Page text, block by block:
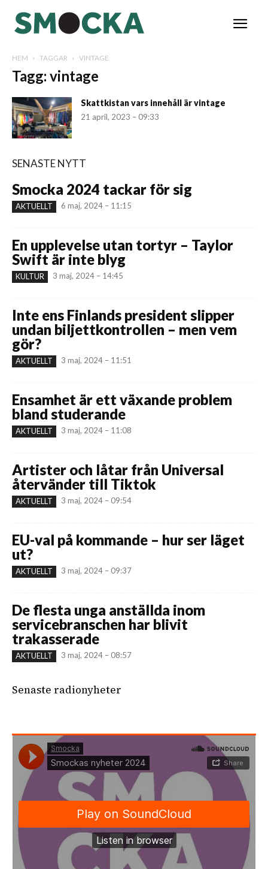
HEM TAGGAR VINTAGE
Tagg: vintage
Skattkistan vars innehåll är vintage
21 april, 2023 – 09:33
SENASTE NYTT
Smocka 2024 tackar för sig
AKTUELLT 6 maj, 2024 – 11:15
En upplevelse utan tortyr – Taylor
Swift är inte blyg
KULTUR 3 maj, 2024 – 14:45
Inte ens Finlands president slipper
undan biljettkontrollen – men vem
gör?
AKTUELLT 3 maj, 2024 – 11:51
Ensamhet är ett växande problem
bland studerande
AKTUELLT 3 maj, 2024 – 11:08
Artister och låtar från Universal
återvänder till Tiktok
AKTUELLT 3 maj, 2024 – 09:54
EU-val på kommande – hur ser läget
ut?
AKTUELLT 3 maj, 2024 – 09:37
De flesta unga anställda inom
servicebranschen har blivit
trakasserade
AKTUELLT 3 maj, 2024 – 08:57
Senaste radionyheter